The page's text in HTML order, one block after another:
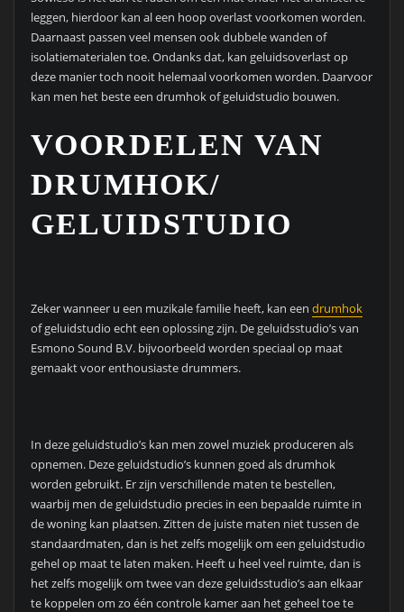
leggen, hierdoor kan al een hoop overlast voorkomen worden.
Daarnaast passen veel mensen ook dubbele wanden of
isolatiematerialen toe. Ondanks dat, kan geluidsoverlast op
deze manier toch nooit helemaal voorkomen worden. Daarvoor
kan men het beste een drumhok of geluidstudio bouwen.
VOORDELEN VAN
DRUMHOK/
GELUIDSTUDIO
Zeker wanneer u een muzikale familie heeft, kan een drumhok
of geluidstudio echt een oplossing zijn. De geluidsstudio’s van
Esmono Sound B.V. bijvoorbeeld worden speciaal op maat
gemaakt voor enthousiaste drummers.
In deze geluidstudio’s kan men zowel muziek produceren als
opnemen. Deze geluidstudio’s kunnen goed als drumhok
worden gebruikt. Er zijn verschillende maten te bestellen,
waarbij men de geluidstudio precies in een bepaalde ruimte in
de woning kan plaatsen. Zitten de juiste maten niet tussen de
standaardmaten, dan is het zelfs mogelijk om een geluidstudio
gehel op maat te laten maken. Heeft u heel veel ruimte, dan is
het zelfs mogelijk om twee van deze geluidsstudio’s aan elkaar
te koppelen om zo één controle kamer aan het geheel toe te